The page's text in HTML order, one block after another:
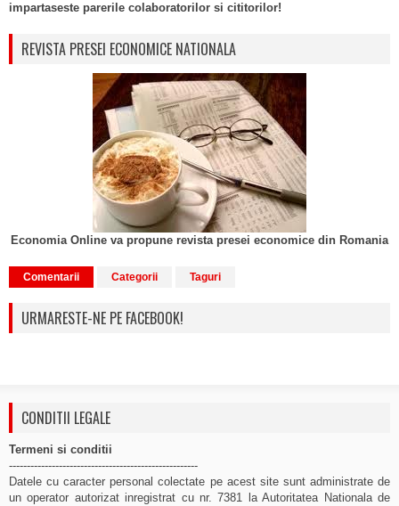
impartaseste parerile colaboratorilor si cititorilor!
REVISTA PRESEI ECONOMICE NATIONALA
Economia Online va propune revista presei economice din Romania
Comentarii Categorii Taguri
URMARESTE-NE PE FACEBOOK!
CONDITII LEGALE
Termeni si conditii
-----------------------------------------------------
Datele cu caracter personal colectate pe acest site sunt administrate de
un operator autorizat inregistrat cu nr. 7381 la Autoritatea Nationala de